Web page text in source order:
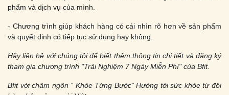
phẩm và dịch vụ của mình.
- Chương trình giúp khách hàng có cái nhìn rõ hơn về sản phẩm
và quyết định có tiếp tục sử dụng hay không.
Hãy liên hệ với chúng tôi để biết thêm thông tin chi tiết và đăng ký
tham gia chương trình "Trải Nghiệm 7 Ngày Miễn Phí" của Bfit.
Bfit với châm ngôn “ Khỏe Từng Bước” Hướng tới sức khỏe từ đôi